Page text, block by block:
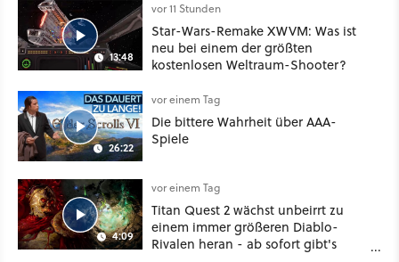
13:48
vor 11 Stunden
Star-Wars-Remake XWVM: Was ist
neu bei einem der größten
kostenlosen Weltraum-Shooter?
26:22
vor einem Tag
Die bittere Wahrheit über AAA-
Spiele
4:09
vor einem Tag
Titan Quest 2 wächst unbeirrt zu
einem immer größeren Diablo-
Rivalen heran - ab sofort gibt's